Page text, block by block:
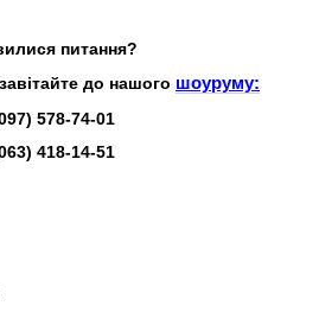
питання?
до нашого шоуруму:
578-74-01
418-14-51